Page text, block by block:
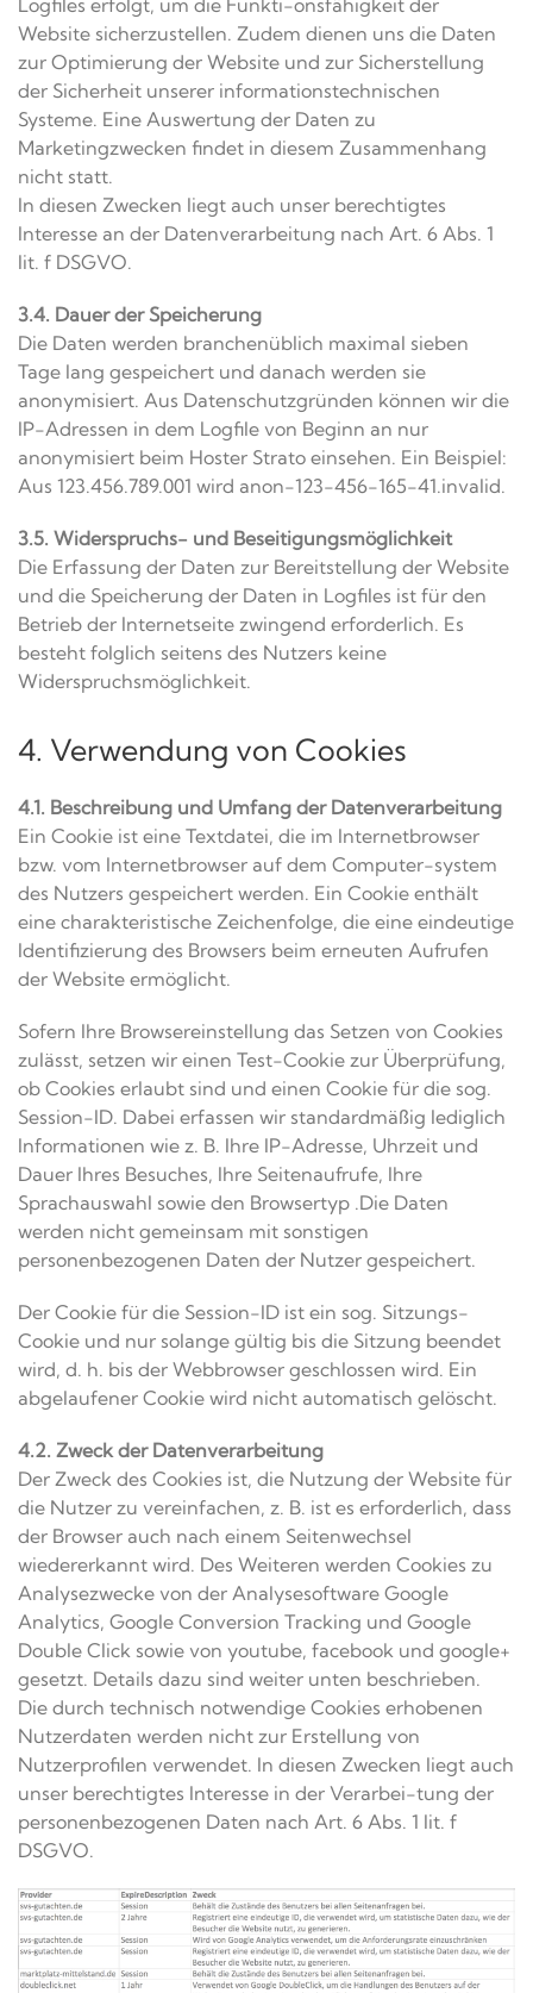
Logfiles erfolgt, um die Funkti-onsfähigkeit der
Website sicherzustellen. Zudem dienen uns die Daten
zur Optimierung der Website und zur Sicherstellung
der Sicherheit unserer informationstechnischen
Systeme. Eine Auswertung der Daten zu
Marketingzwecken findet in diesem Zusammenhang
nicht statt.
In diesen Zwecken liegt auch unser berechtigtes
Interesse an der Datenverarbeitung nach Art. 6 Abs. 1
lit. f DSGVO.
3.4. Dauer der Speicherung
Die Daten werden branchenüblich maximal sieben
Tage lang gespeichert und danach werden sie
anonymisiert. Aus Datenschutzgründen können wir die
IP-Adressen in dem Logfile von Beginn an nur
anonymisiert beim Hoster Strato einsehen. Ein Beispiel:
Aus 123.456.789.001 wird anon-123-456-165-41.invalid.
3.5. Widerspruchs- und Beseitigungsmöglichkeit
Die Erfassung der Daten zur Bereitstellung der Website
und die Speicherung der Daten in Logfiles ist für den
Betrieb der Internetseite zwingend erforderlich. Es
besteht folglich seitens des Nutzers keine
Widerspruchsmöglichkeit.
4. Verwendung von Cookies
4.1. Beschreibung und Umfang der Datenverarbeitung
Ein Cookie ist eine Textdatei, die im Internetbrowser
bzw. vom Internetbrowser auf dem Computer-system
des Nutzers gespeichert werden. Ein Cookie enthält
eine charakteristische Zeichenfolge, die eine eindeutige
Identifizierung des Browsers beim erneuten Aufrufen
der Website ermöglicht.
Sofern Ihre Browsereinstellung das Setzen von Cookies
zulässt, setzen wir einen Test-Cookie zur Überprüfung,
ob Cookies erlaubt sind und einen Cookie für die sog.
Session-ID. Dabei erfassen wir standardmäßig lediglich
Informationen wie z. B. Ihre IP-Adresse, Uhrzeit und
Dauer Ihres Besuches, Ihre Seitenaufrufe, Ihre
Sprachauswahl sowie den Browsertyp .Die Daten
werden nicht gemeinsam mit sonstigen
personenbezogenen Daten der Nutzer gespeichert.
Der Cookie für die Session-ID ist ein sog. Sitzungs-
Cookie und nur solange gültig bis die Sitzung beendet
wird, d. h. bis der Webbrowser geschlossen wird. Ein
abgelaufener Cookie wird nicht automatisch gelöscht.
4.2. Zweck der Datenverarbeitung
Der Zweck des Cookies ist, die Nutzung der Website für
die Nutzer zu vereinfachen, z. B. ist es erforderlich, dass
der Browser auch nach einem Seitenwechsel
wiedererkannt wird. Des Weiteren werden Cookies zu
Analysezwecke von der Analysesoftware Google
Analytics, Google Conversion Tracking und Google
Double Click sowie von youtube, facebook und google+
gesetzt. Details dazu sind weiter unten beschrieben.
Die durch technisch notwendige Cookies erhobenen
Nutzerdaten werden nicht zur Erstellung von
Nutzerprofilen verwendet. In diesen Zwecken liegt auch
unser berechtigtes Interesse in der Verarbei-tung der
personenbezogenen Daten nach Art. 6 Abs. 1 lit. f
DSGVO.